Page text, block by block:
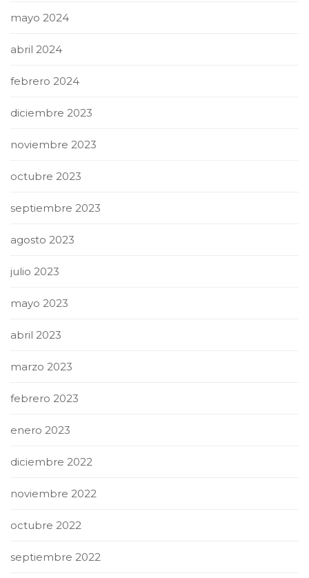
mayo 2024
abril 2024
febrero 2024
diciembre 2023
noviembre 2023
octubre 2023
septiembre 2023
agosto 2023
julio 2023
mayo 2023
abril 2023
marzo 2023
febrero 2023
enero 2023
diciembre 2022
noviembre 2022
octubre 2022
septiembre 2022